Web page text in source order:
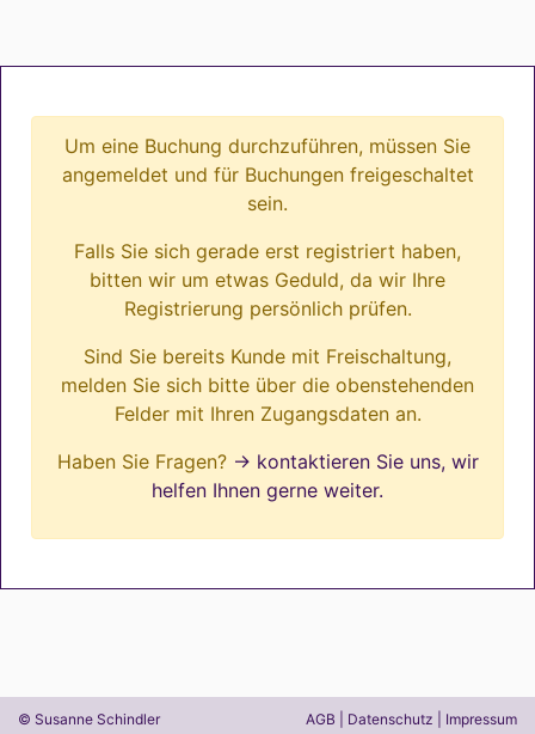
Um eine Buchung durchzuführen, müssen Sie
angemeldet und für Buchungen freigeschaltet
sein.
Falls Sie sich gerade erst registriert haben,
bitten wir um etwas Geduld, da wir Ihre
Registrierung persönlich prüfen.
Sind Sie bereits Kunde mit Freischaltung,
melden Sie sich bitte über die obenstehenden
Felder mit Ihren Zugangsdaten an.
Haben Sie Fragen? → kontaktieren Sie uns, wir
helfen Ihnen gerne weiter.
© Susanne Schindler
AGB Datenschutz Impressum